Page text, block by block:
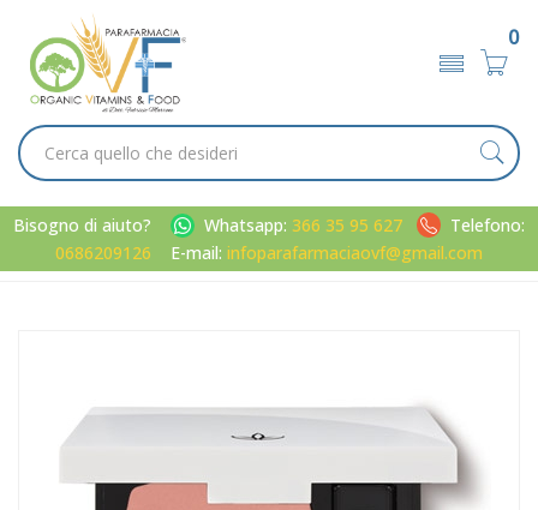
0
Bisogno di aiuto? Whatsapp: 366 35 95 627
Telefono:
0686209126
E-mail: infoparafarmaciaovf@gmail.com